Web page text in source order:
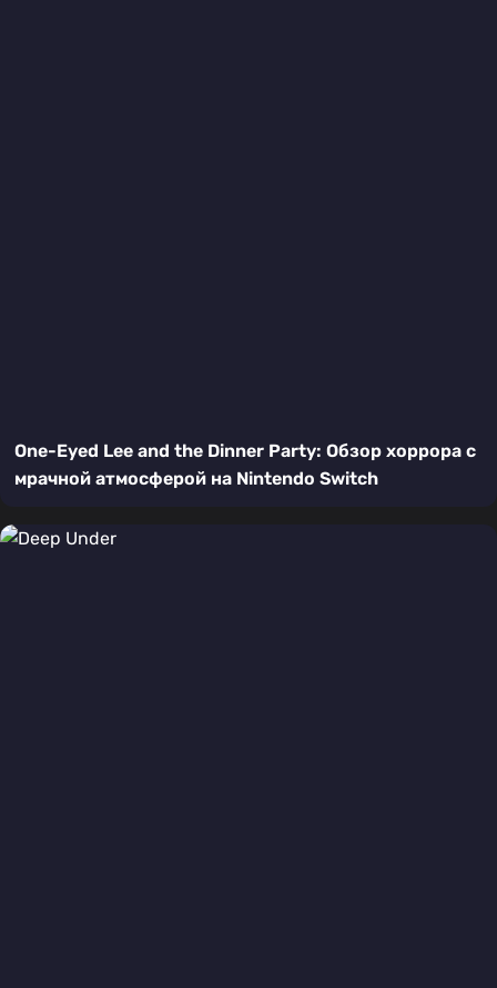
One-Eyed Lee and the Dinner Party: Обзор хоррора с
мрачной атмосферой на Nintendo Switch